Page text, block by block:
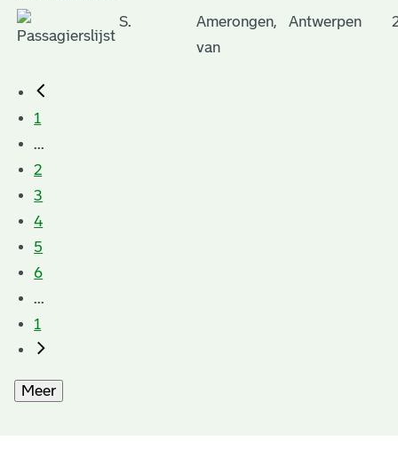
S.
Amerongen,
van
Antwerpen
1
...
2
3
4
5
6
...
1
Meer